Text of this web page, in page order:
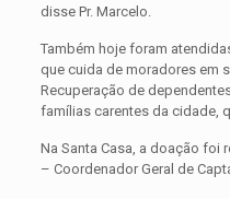
disse Pr. Marcelo.
Também hoje foram
que cuida de moradores em
Recuperação de
famílias carentes da cidade,
Na Santa Casa, a doação foi
– Coordenador Geral de